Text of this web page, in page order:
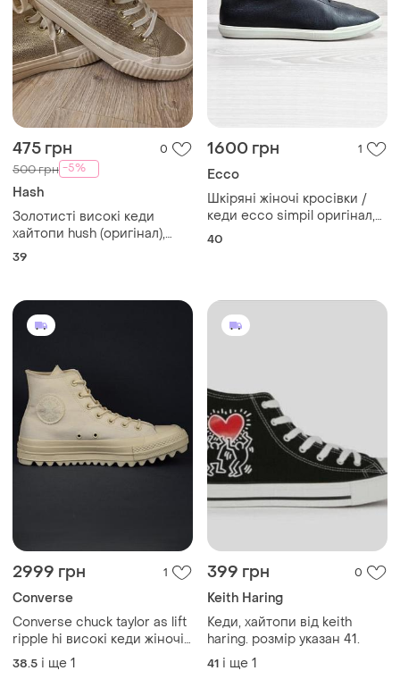
475 грн 0
500 грн -5%
Hash
Золотисті високі кеди
хайтопи hush (оригінал),
розмір 39 (uk 6)
39
1600 грн 1
Ecco
Шкіряні жіночі кросівки /
кеди ecco simpil оригінал,
розмір 40
40
2999 грн 1
Converse
Converse chuck taylor as lift
ripple hi високі кеди жіночі
текстильні бежеві на
платформі оригінал 39 р/25
38.5 і ще 1
399 грн 0
Keith Haring
Кеди, хайтопи від keith
haring. розмір указан 41.
41 і ще 1